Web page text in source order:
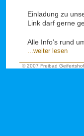
Einladung zu
Link darf gerne
Alle Info’s rund
...weiter lesen
© 2007 Freibad